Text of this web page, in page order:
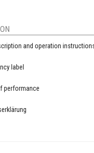
and operation
label
performance